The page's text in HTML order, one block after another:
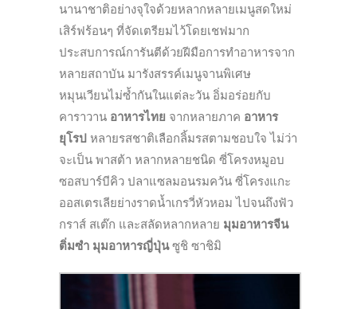
นานาชาติอย่างจุใจด้วยหลากหลายเมนูสดใหม่
เสิร์ฟร้อนๆ ที่จัดเตรียมไว้โดยเชฟมาก
ประสบการณ์การันตีด้วยฝีมือการทำอาหารจาก
หลายสถาบัน มารังสรรค์เมนูจานพิเศษ
หมุนเวียนไม่ซ้ำกันในแต่ละวัน อิ่มอร่อยกับ
คาราวาน อาหารไทย จากหลายภาค อาหาร
ยุโรป หลายรสชาติเลือกลิ้มรสตามชอบใจ ไม่ว่า
จะเป็น พาสต้า หลากหลายชนิด ซี่โครงหมูอบ
ซอสบาร์บีคิว ปลาแซลมอนรมควัน ซี่โครงแกะ
ออสเตรเลียย่างราดน้ำเกรวี่หัวหอม ไปจนถึงฟัว
กราส์ สเต๊ก และสลัดหลากหลาย มุมอาหารจีน
ติ่มซำ มุมอาหารญี่ปุ่นซูชิ ซาชิมิ